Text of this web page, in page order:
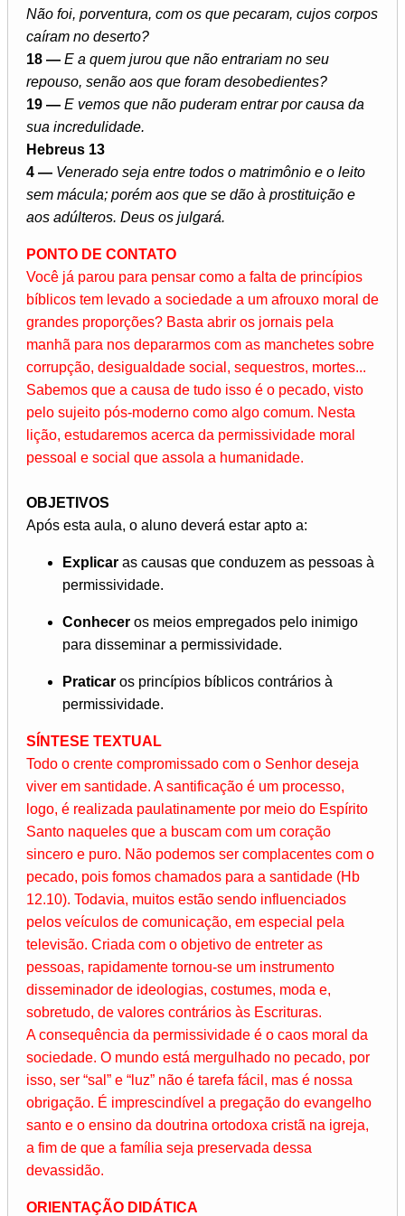
Não foi, porventura, com os que pecaram, cujos corpos
caíram no deserto?
18 — E a quem jurou que não entrariam no seu
repouso, senão aos que foram desobedientes?
19 — E vemos que não puderam entrar por causa da
sua incredulidade.
Hebreus 13
4 — Venerado seja entre todos o matrimônio e o leito
sem mácula; porém aos que se dão à prostituição e
aos adúlteros. Deus os julgará.
PONTO DE CONTATO
Você já parou para pensar como a falta de princípios
bíblicos tem levado a sociedade a um afrouxo moral de
grandes proporções? Basta abrir os jornais pela
manhã para nos depararmos com as manchetes sobre
corrupção, desigualdade social, sequestros, mortes...
Sabemos que a causa de tudo isso é o pecado, visto
pelo sujeito pós-moderno como algo comum. Nesta
lição, estudaremos acerca da permissividade moral
pessoal e social que assola a humanidade.
OBJETIVOS
Após esta aula, o aluno deverá estar apto a:
Explicar as causas que conduzem as pessoas à
permissividade.
Conhecer os meios empregados pelo inimigo
para disseminar a permissividade.
Praticar os princípios bíblicos contrários à
permissividade.
SÍNTESE TEXTUAL
Todo o crente compromissado com o Senhor deseja
viver em santidade. A santificação é um processo,
logo, é realizada paulatinamente por meio do Espírito
Santo naqueles que a buscam com um coração
sincero e puro. Não podemos ser complacentes com o
pecado, pois fomos chamados para a santidade (Hb
12.10). Todavia, muitos estão sendo influenciados
pelos veículos de comunicação, em especial pela
televisão. Criada com o objetivo de entreter as
pessoas, rapidamente tornou-se um instrumento
disseminador de ideologias, costumes, moda e,
sobretudo, de valores contrários às Escrituras.
A consequência da permissividade é o caos moral da
sociedade. O mundo está mergulhado no pecado, por
isso, ser “sal” e “luz” não é tarefa fácil, mas é nossa
obrigação. É imprescindível a pregação do evangelho
santo e o ensino da doutrina ortodoxa cristã na igreja,
a fim de que a família seja preservada dessa
devassidão.
ORIENTAÇÃO DIDÁTICA